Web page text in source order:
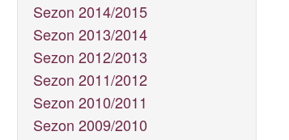
Sezon 2014/2015
Sezon 2013/2014
Sezon 2012/2013
Sezon 2011/2012
Sezon 2010/2011
Sezon 2009/2010